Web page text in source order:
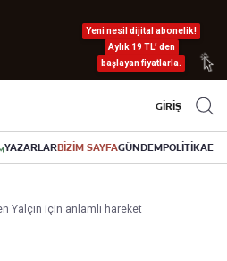
Yeni nesil dijital abonelik!
Aylık 19 TL’ den
başlayan fiyatlarla.
GİRİŞ
YAZARLARBİZİM SAYFAGÜNDEMPOLİTİKA
Yalçın için anlamlı hareket